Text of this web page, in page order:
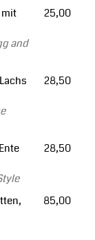
and
25,00
28,50
28,50
85,00